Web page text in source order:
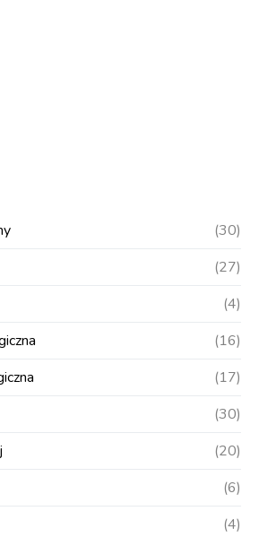
(30)
(27)
(4)
(16)
(17)
(30)
(20)
(6)
(4)